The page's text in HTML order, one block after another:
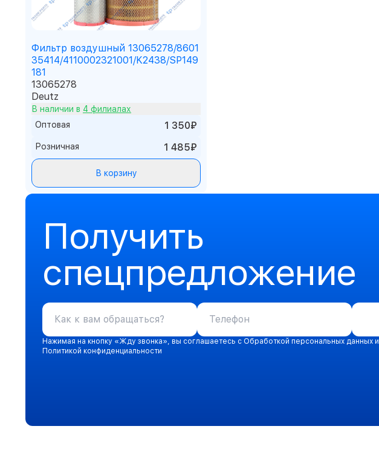
Фильтр воздушный 13065278/8601
35414/4110002321001/K2438/SP149
181
13065278
Deutz
В наличии в 4 филиалах
Оптовая
1 350₽
Розничная 1 485₽
В корзину
Получить
спецпредложение
Нажимая на кнопку «Жду звонка», вы соглашаетесь с Обработкой персональных данных и
Политикой конфиденциальности